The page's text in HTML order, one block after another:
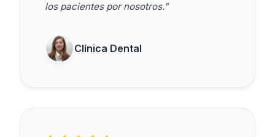
los pacientes por nosotros."
Clínica Dental